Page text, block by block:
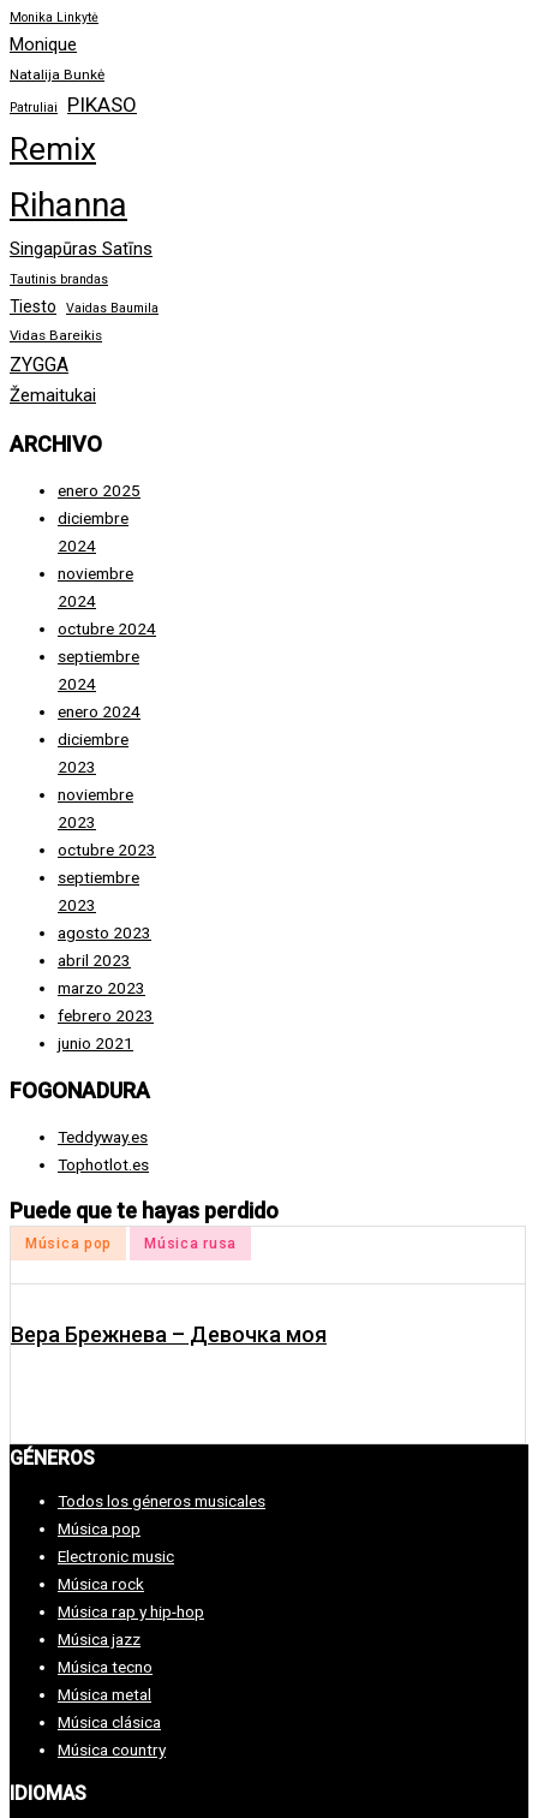
Monika Linkytė
Monique
Natalija Bunkė
Patruliai PIKASO
Remix
Rihanna
Singapūras Satīns
Tautinis brandas
Tiesto Vaidas Baumila
Vidas Bareikis
ZYGGA
Žemaitukai
ARCHIVO
enero 2025
diciembre
2024
noviembre
2024
octubre 2024
septiembre
2024
enero 2024
diciembre
2023
noviembre
2023
octubre 2023
septiembre
2023
agosto 2023
abril 2023
marzo 2023
febrero 2023
junio 2021
FOGONADURA
Teddyway.es
Tophotlot.es
Puede que te hayas perdido
Publicado
en
Música pop Música rusa
Вера Брежнева – Девочка моя
GÉNEROS
Todos los géneros musicales
Música pop
Electronic music
Música rock
Música rap y hip-hop
Música jazz
Música tecno
Música metal
Música clásica
Música country
IDIOMAS